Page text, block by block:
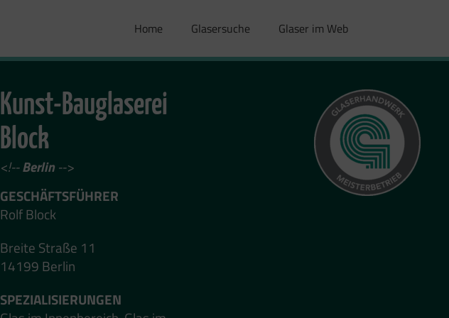
Home Glasersuche Glaser im Web
Kunst-Bauglaserei
Block
<!--Berlin -->
GESCHÄFTSFÜHRER
Rolf Block
Breite Straße 11
14199 Berlin
SPEZIALISIERUNGEN